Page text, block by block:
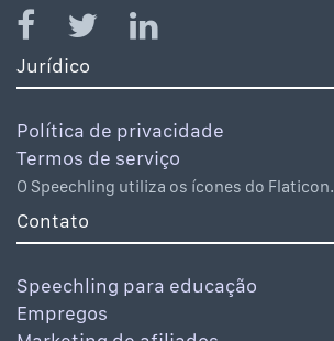
Jurídico
Política de privacidade
Termos de serviço
O Speechling utiliza os ícones do Flaticon.
Contato
Speechling para educação
Empregos